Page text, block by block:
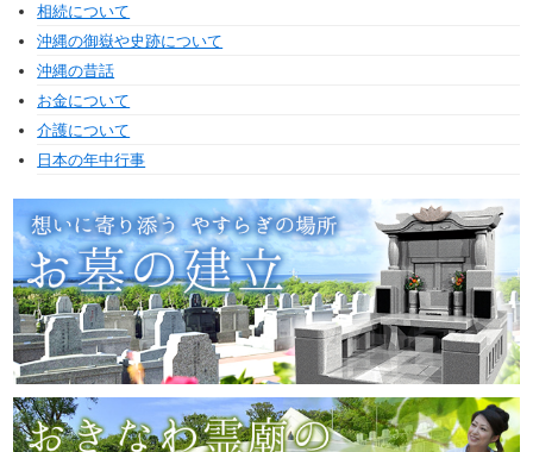
相続について
沖縄の御嶽や史跡について
沖縄の昔話
お金について
介護について
日本の年中行事